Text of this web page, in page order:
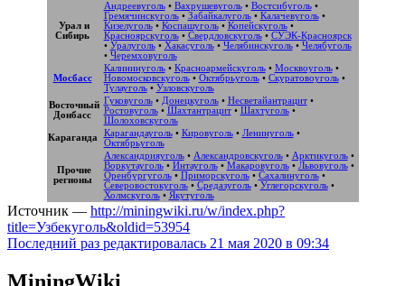
Урал и
Сибирь
Андреевуголь• Вахрушевуголь• Востсибуголь•
Гремячинскуголь• Забайкалуголь• Калачевуголь•
Кизелуголь• Коспашуголь• Копейскуголь•
Красноярскуголь• Свердловскуголь• СУЭК-Красноярск
• Уралуголь• Хакасуголь• Челябинскуголь• Челябуголь
• Черемховуголь
Мосбасс
Калининуголь• Красноармейскуголь• Москвоуголь•
Новомосковскуголь• Октябрьуголь• Скуратовоуголь•
Тулауголь• Узловскуголь
Восточный
Донбасс
Гуковуголь• Донецкуголь• Несветайантрацит•
Ростовуголь• Шахтантрацит• Шахтуголь•
Шолоховскуголь
Караганда
Карагандауголь• Кировуголь• Ленинуголь•
Октябрьуголь
Прочие
регионы
Александрияуголь• Александровскуголь• Арктикуголь•
Воркутауголь• Интауголь• Макаровуголь• Львовуголь•
Оренбургуголь• Приморскуголь• Сахалинуголь•
Северовостокуголь• Средазуголь• Углегорскуголь•
Холмскуголь• Якутуголь
Источник — http://miningwiki.ru/w/index.php?
title=Узбекуголь&oldid=53954
Последний раз редактировалась 21 мая 2020 в 09:34